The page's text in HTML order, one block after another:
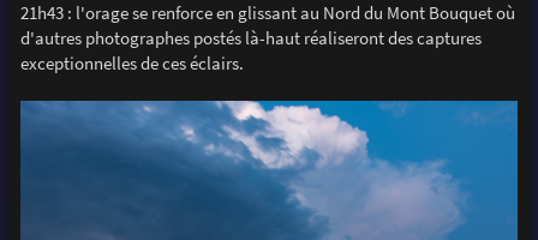
21h43 : l'orage se renforce en glissant au Nord du Mont Bouquet où
d'autres photographes postés là-haut réaliseront des captures
exceptionnelles de ces éclairs.